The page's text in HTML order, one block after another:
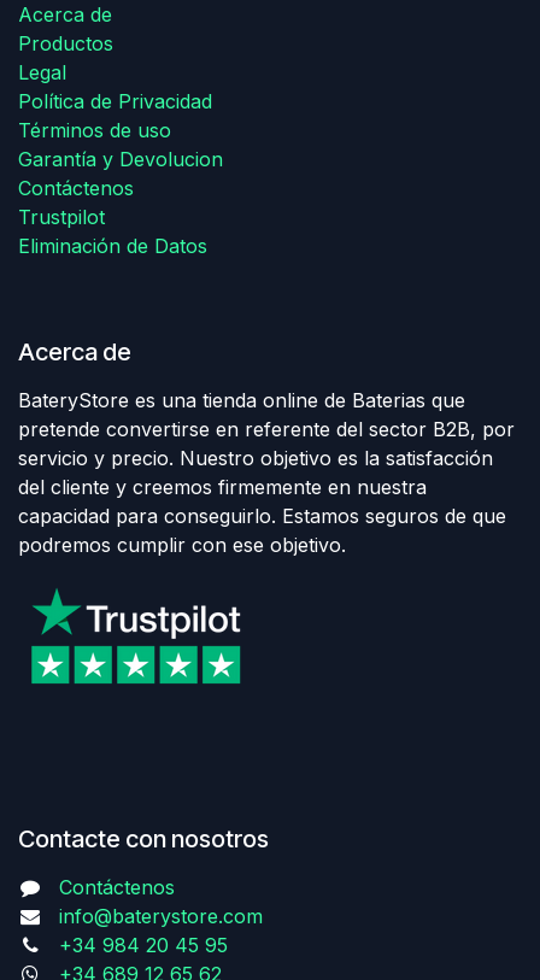
Acerca de
Productos
Legal
Política de Privacidad
Términos de uso
Garantía y Devolucion
Contáctenos
Trustpilot
Eliminación de Datos
Acerca de
BateryStore es una tienda online de Baterias que
pretende convertirse en referente del sector B2B, por
servicio y precio. Nuestro objetivo es la satisfacción
del cliente y creemos firmemente en nuestra
capacidad para conseguirlo. Estamos seguros de que
podremos cumplir con ese objetivo.
Contacte con nosotros
Contáctenos
info@baterystore.com
+34 984 20 45 95
+34 689 12 65 62